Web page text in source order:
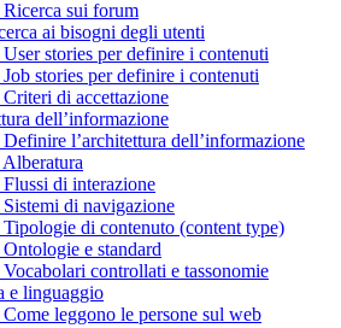
sui forum
ai bisogni degli utenti
stories per definire i contenuti
stories per definire i contenuti
di accettazione
dell’informazione
l’architettura dell’informazione
di interazione
di navigazione
di contenuto (content type)
e standard
controllati e tassonomie
e linguaggio
leggono le persone sul web